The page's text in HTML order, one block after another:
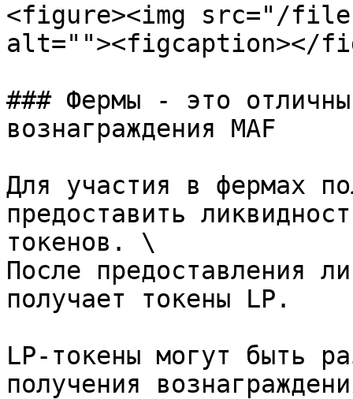
<figure><img src="/files/
alt=""><figcaption></
### Фермы - это
вознаграждения MAF
Для участия в фермах
предоставить
токенов. \
После предоставления
получает токены LP.
LP-токены могут быть
получения